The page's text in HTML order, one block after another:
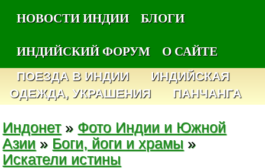
НОВОСТИ ИНДИИ
БЛОГИ
ИНДИЙСКИЙ ФОРУМ
О САЙТЕ
ПОЕЗДА В ИНДИИ
ИНДИЙСКАЯ
ОДЕЖДА, УКРАШЕНИЯ
ПАНЧАНГА
Индонет» Фото Индии и Южной
Азии » Боги, йоги и храмы »
Искатели истины